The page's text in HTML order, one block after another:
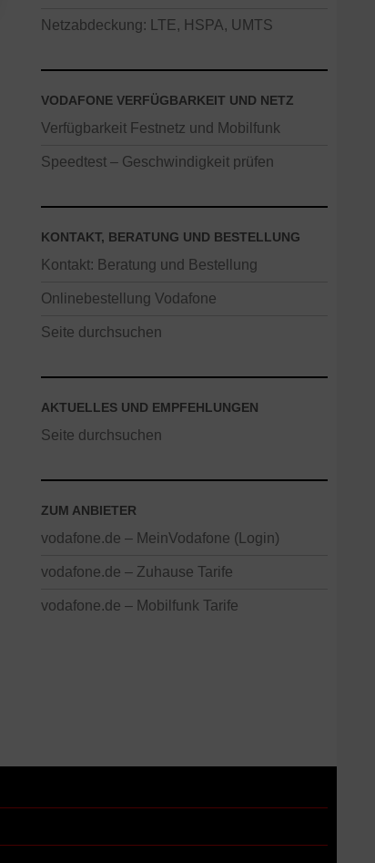
Netzabdeckung: LTE, HSPA, UMTS
VODAFONE VERFÜGBARKEIT UND NETZ
Verfügbarkeit Festnetz und Mobilfunk
Speedtest – Geschwindigkeit prüfen
KONTAKT, BERATUNG UND BESTELLUNG
Kontakt: Beratung und Bestellung
Onlinebestellung Vodafone
Seite durchsuchen
AKTUELLES UND EMPFEHLUNGEN
Seite durchsuchen
ZUM ANBIETER
vodafone.de – MeinVodafone (Login)
vodafone.de – Zuhause Tarife
vodafone.de – Mobilfunk Tarife